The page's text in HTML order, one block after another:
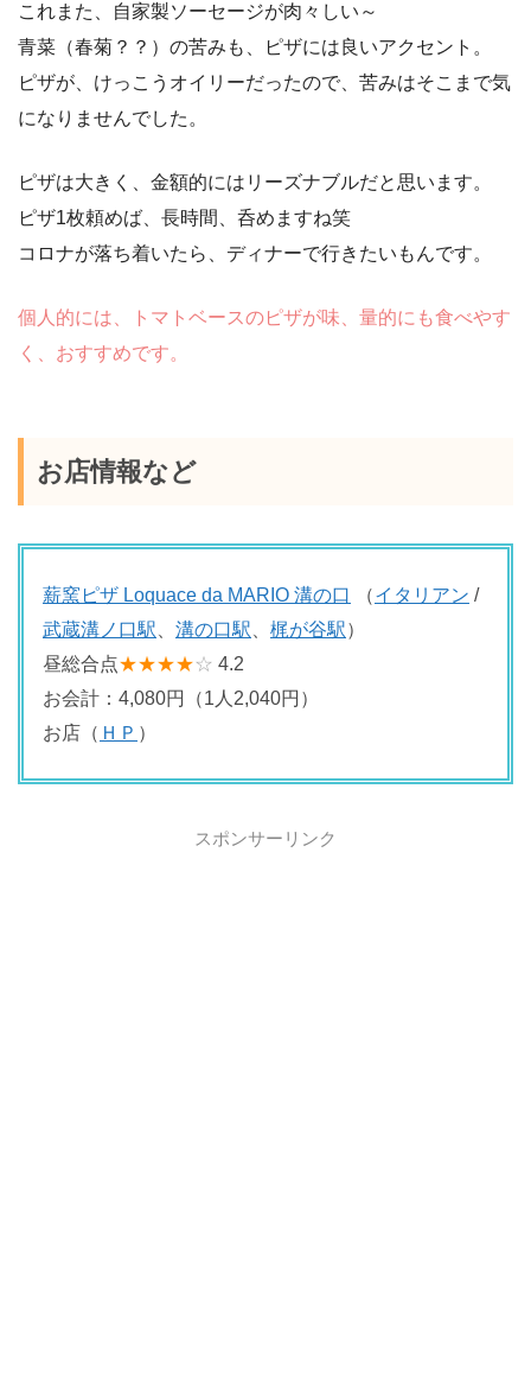
これまた、自家製ソーセージが肉々しい～
青菜（春菊？？）の苦みも、ピザには良いアクセント。
ピザが、けっこうオイリーだったので、苦みはそこまで気
になりませんでした。
ピザは大きく、金額的にはリーズナブルだと思います。
ピザ1枚頼めば、長時間、呑めますね笑
コロナが落ち着いたら、ディナーで行きたいもんです。
個人的には、トマトベースのピザが味、量的にも食べやす
く、おすすめです。
お店情報など
薪窯ピザ Loquace da MARIO 溝の口 （イタリアン /
武蔵溝ノ口駅
溝の口駅 梶が谷駅）
昼総合点★★★★☆ 4.2
お会計：4,080円（1人2,040円）
お店（ ＨＰ ）
スポンサーリンク